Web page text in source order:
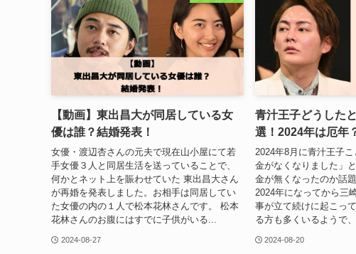
【動画】東出昌大が同居している女
優は誰？結婚発表！
女優・渡辺杏さんの元夫で現在山小屋にて若
手女優３人と同居生活を送っていることで、
何かとネット上を賑わせていた 東出昌大さん
が再婚を発表しました。お相手は同居してい
た女優の内の１人で松本花林さんです。 松本
花林さんのお腹にはすでに子供がいる...
2024-08-27
青汁王子どうした
選！2024年は厄年
2024年8月に青汁王子
金がなくなりました」
金が無くなったのか話
2024年になってから三
事が立て続けに起こっ
る方も多くいるようで
2024-08-20